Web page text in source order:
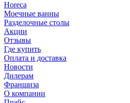
Horeca
Моечные ванны
Разделочные столы
Акции
Отзывы
Где купить
Оплата и доставка
Новости
Дилерам
Франшиза
О компании